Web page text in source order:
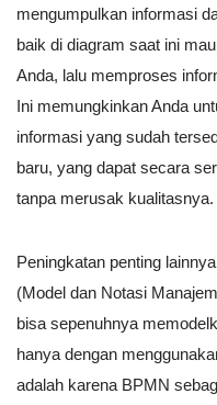
mengumpulkan informasi
baik di diagram saat ini
Anda, lalu memproses
Ini memungkinkan Anda
informasi yang sudah
baru, yang dapat secara
tanpa merusak kualitasnya.
Peningkatan penting
(Model dan Notasi
bisa sepenuhnya
hanya dengan
adalah karena BPMN